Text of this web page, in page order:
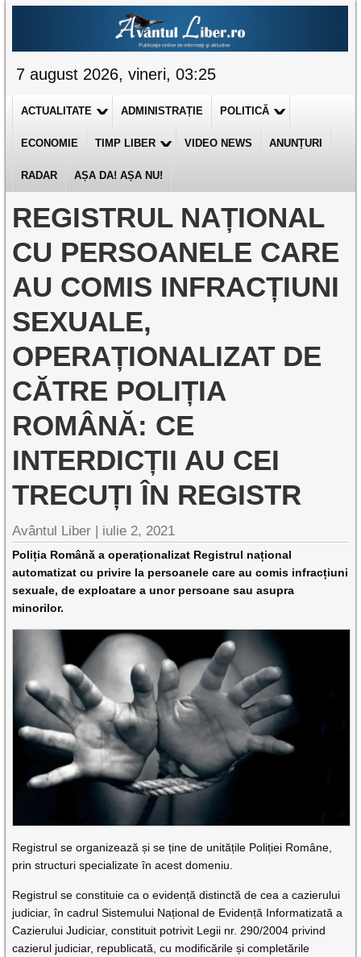
7 august 2026, vineri, 03:25
ACTUALITATE ADMINISTRAȚIE POLITICĂ
ECONOMIE TIMP LIBER VIDEO NEWS ANUNȚURI
RADAR AȘA DA! AȘA NU!
REGISTRUL NAȚIONAL
CU PERSOANELE CARE
AU COMIS INFRACȚIUNI
SEXUALE,
OPERAȚIONALIZAT DE
CĂTRE POLIȚIA
ROMÂNĂ: CE
INTERDICȚII AU CEI
TRECUȚI ÎN REGISTR
Avântul Liber | iulie 2, 2021
Poliția Română a operaționalizat Registrul național
automatizat cu privire la persoanele care au comis infracțiuni
sexuale, de exploatare a unor persoane sau asupra
minorilor.
Registrul se organizează și se ține de unitățile Poliției Române,
prin structuri specializate în acest domeniu.
Registrul se constituie ca o evidență distinctă de cea a cazierului
judiciar, în cadrul Sistemului Național de Evidență Informatizată a
Cazierului Judiciar, constituit potrivit Legii nr. 290/2004 privind
cazierul judiciar, republicată, cu modificările și completările